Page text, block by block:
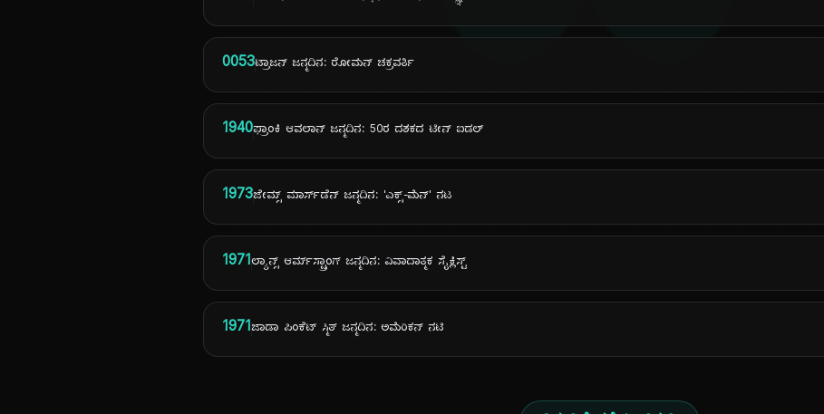
0053ಟ್ರಾಜನ್ ಜನ್ಮದಿನ: ರೋಮನ್ ಚಕ್ರವರ್ತಿ
1940ಫ್ರಾಂಕಿ ಆವಲಾನ್ ಜನ್ಮದಿನ: 50ರ ದಶಕದ ಟೀನ್ ಐಡಲ್
1973ಜೇಮ್ಸ್ ಮಾರ್ಸ್‌ಡೆನ್ ಜನ್ಮದಿನ: 'ಎಕ್ಸ್-ಮೆನ್' ನಟ
1971ಲ್ಯಾನ್ಸ್ ಆರ್ಮ್‌ಸ್ಟ್ರಾಂಗ್ ಜನ್ಮದಿನ: ವಿವಾದಾತ್ಮಕ ಸೈಕ್ಲಿಸ್ಟ್
1971ಜಾಡಾ ಪಿಂಕೆಟ್ ಸ್ಮಿತ್ ಜನ್ಮದಿನ: ಅಮೆರಿಕನ್ ನಟಿ